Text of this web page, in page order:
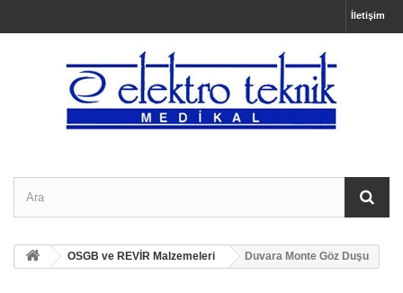
İletişim
OSGB ve REVİR Malzemeleri Duvara Monte Göz Duşu